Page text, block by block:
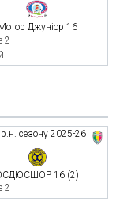
Джуніор 16
2
сезону 2025-26
16 (2)
2